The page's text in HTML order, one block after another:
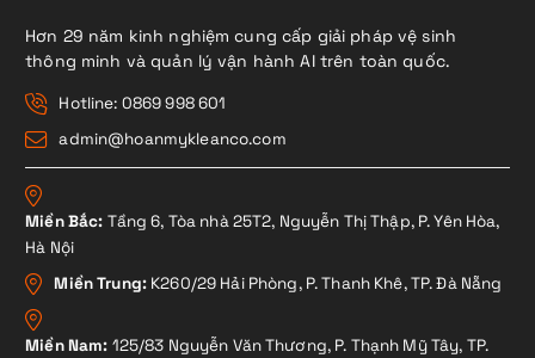
Hơn 29 năm kinh nghiệm cung cấp giải pháp vệ sinh
thông minh và quản lý vận hành AI trên toàn quốc.
Hotline: 0869 998 601
admin@hoanmykleanco.com
Miền Bắc: Tầng 6, Tòa nhà 25T2, Nguyễn Thị Thập, P. Yên Hòa,
Hà Nội
Miền Trung: K260/29 Hải Phòng, P. Thanh Khê, TP. Đà Nẵng
Miền Nam: 125/83 Nguyễn Văn Thương, P. Thạnh Mỹ Tây, TP.